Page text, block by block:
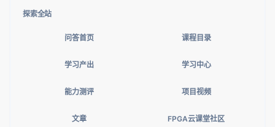
探索全站
问答首页 课程目录
学习产出 学习中心
能力测评 项目视频
文章 FPGA云课堂社区